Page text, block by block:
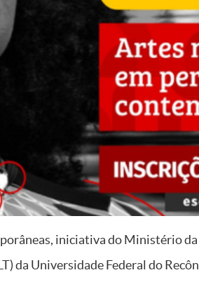
iniciativa do Ministério
da Universidade Federal do